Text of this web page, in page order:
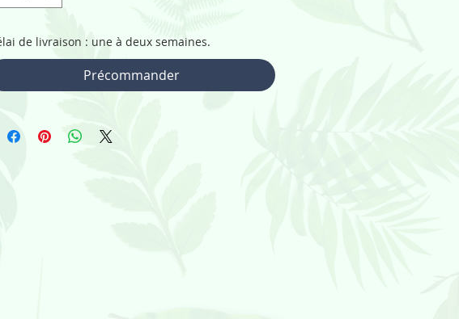
de livraison : une à deux semaines.
Précommander